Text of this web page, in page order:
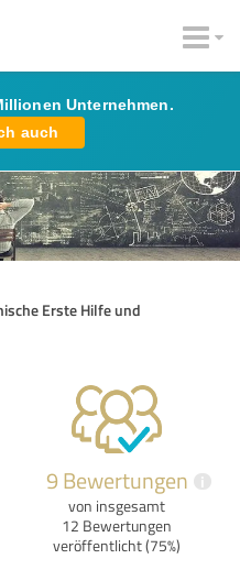
Unternehmen.
auch
Erste Hilfe und
9 Bewertungen i
von insgesamt
12 Bewertungen
veröffentlicht (75%)